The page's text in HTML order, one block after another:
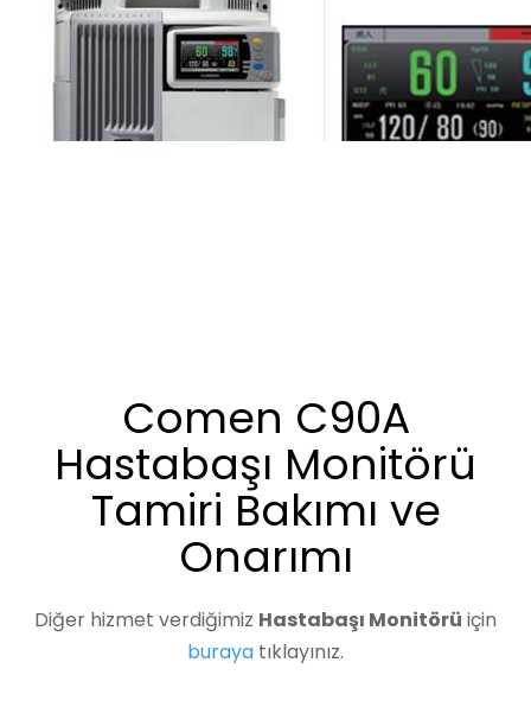
Comen C90A
Hastabaşı Monitörü
Tamiri Bakımı ve
Onarımı
Diğer hizmet verdiğimiz Hastabaşı Monitörü için
buraya tıklayınız.